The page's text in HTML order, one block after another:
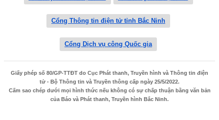
Cổng Thông tin điện tử tỉnh Bắc Ninh
Cổng Dịch vụ công Quốc gia
Giấy phép số 80/GP-TTĐT do Cục Phát thanh, Truyền hình và Thông tin điện
tử - Bộ Thông tin và Truyền thông cấp ngày 25/5/2022.
Cấm sao chép dưới mọi hình thức nếu không có sự chấp thuận bằng văn bản
của Báo và Phát thanh, Truyền hình Bắc Ninh.